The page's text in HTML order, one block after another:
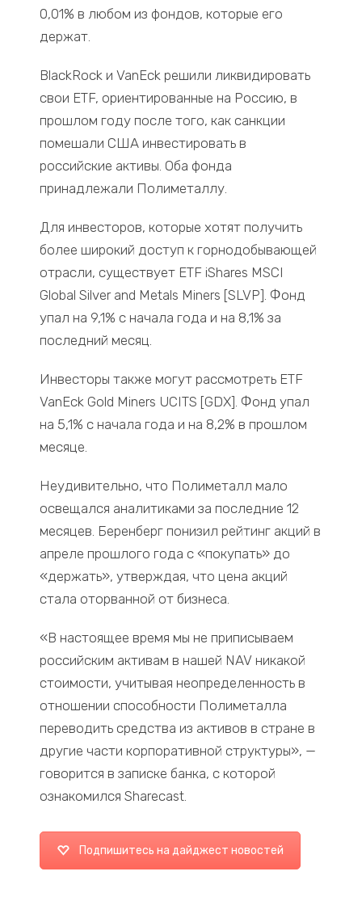
0,01% в любом из фондов, которые его
держат.
BlackRock и VanEck решили ликвидировать
свои ETF, ориентированные на Россию, в
прошлом году после того, как санкции
помешали США инвестировать в
российские активы. Оба фонда
принадлежали Полиметаллу.
Для инвесторов, которые хотят получить
более широкий доступ к горнодобывающей
отрасли, существует ETF iShares MSCI
Global Silver and Metals Miners [SLVP]. Фонд
упал на 9,1% с начала года и на 8,1% за
последний месяц.
Инвесторы также могут рассмотреть ETF
VanEck Gold Miners UCITS [GDX]. Фонд упал
на 5,1% с начала года и на 8,2% в прошлом
месяце.
Неудивительно, что Полиметалл мало
освещался аналитиками за последние 12
месяцев. Беренберг понизил рейтинг акций в
апреле прошлого года с «покупать» до
«держать», утверждая, что цена акций
стала оторванной от бизнеса.
«В настоящее время мы не приписываем
российским активам в нашей NAV никакой
стоимости, учитывая неопределенность в
отношении способности Полиметалла
переводить средства из активов в стране в
другие части корпоративной структуры», —
говорится в записке банка, с которой
ознакомился Sharecast.
Подпишитесь на дайджест новостей